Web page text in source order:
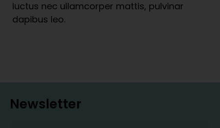
luctus nec ullamcorper mattis, pulvinar
dapibus leo.
Newsletter